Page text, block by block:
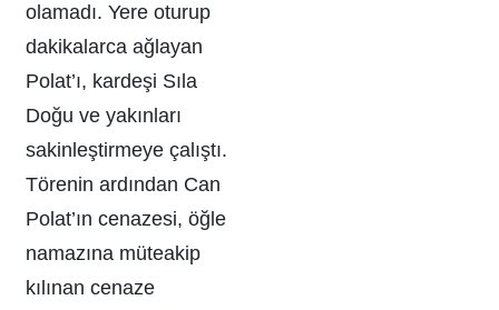
olamadı. Yere oturup
dakikalarca ağlayan
Polat’ı, kardeşi Sıla
Doğu ve yakınları
sakinleştirmeye çalıştı.
Törenin ardından Can
Polat’ın cenazesi, öğle
namazına müteakip
kılınan cenaze